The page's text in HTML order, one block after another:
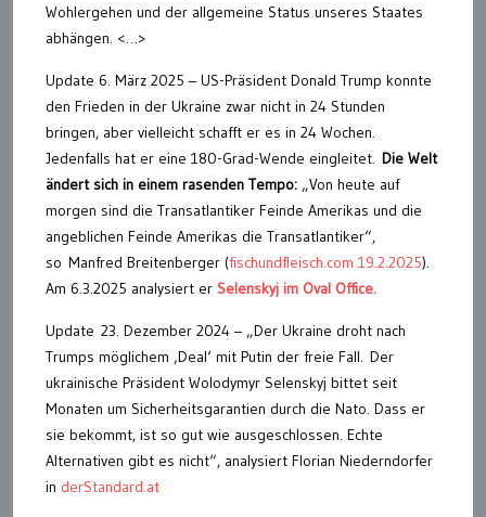
Wohlergehen und der allgemeine Status unseres Staates
abhängen. <…>
Update 6. März 2025 – US-Präsident Donald Trump konnte
den Frieden in der Ukraine zwar nicht in 24 Stunden
bringen, aber vielleicht schafft er es in 24 Wochen.
Jedenfalls hat er eine 180-Grad-Wende eingleitet. Die Welt
ändert sich in einem rasenden Tempo: „Von heute auf
morgen sind die Transatlantiker Feinde Amerikas und die
angeblichen Feinde Amerikas die Transatlantiker“,
so Manfred Breitenberger (fischundfleisch.com 19.2.2025).
Am 6.3.2025 analysiert er Selenskyj im Oval Office.
Update 23. Dezember 2024 – „Der Ukraine droht nach
Trumps möglichem ‚Deal‘ mit Putin der freie Fall. Der
ukrainische Präsident Wolodymyr Selenskyj bittet seit
Monaten um Sicherheitsgarantien durch die Nato. Dass er
sie bekommt, ist so gut wie ausgeschlossen. Echte
Alternativen gibt es nicht“, analysiert Florian Niederndorfer
in derStandard.at